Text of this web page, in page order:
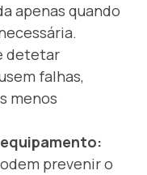
apenas quando
detetar
falhas,
menos
prevenir o